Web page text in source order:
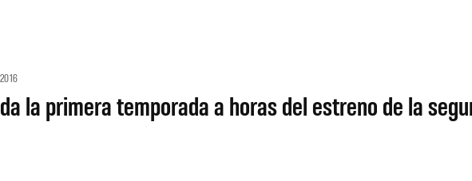
la primera temporada a horas del estreno de la